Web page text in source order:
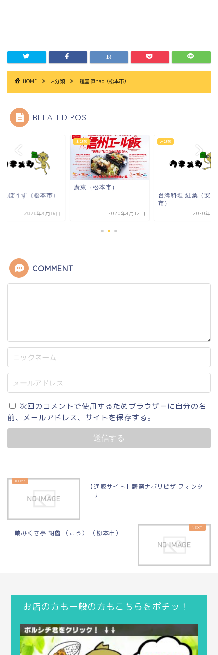
HOME 未分類 麺屋 直nao（松本市）
RELATED POST
たぼうず（松本市）
2020年4月16日
未分類
廣東（松本市）
2020年4月12日
未分類
台湾料理 紅葉（安曇
市）
2020年4
COMMENT
次回のコメントで使用するためブラウザーに自分の名
前、メールアドレス、サイトを保存する。
【通販サイト】薪窯ナポリピザ フォンタ
ーナ
喰みくさ亭 胡魯 （ころ） （松本市）
お店の方も一般の方もこちらをポチッ！